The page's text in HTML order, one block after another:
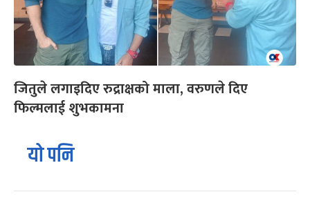
जितुले लगाइदिए रुद्राक्षको माला, वरुणले दिए
फिल्मलाई शुभकामना
यो पनि